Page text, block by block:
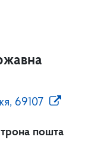
69107
пошта